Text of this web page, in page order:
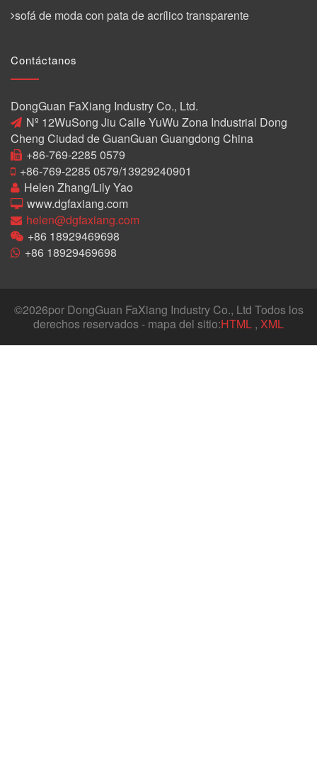
sofá de moda con pata de acrílico transparente
Contáctanos
DongGuan FaXiang Industry Co., Ltd.
Nº 12WuSong Jiu Calle YuWu Zona Industrial Dong
Cheng Ciudad de GuanGuan Guangdong China
+86-769-2285 0579
+86-769-2285 0579/13929240901
Helen Zhang/Lily Yao
www.dgfaxiang.com
helen@dgfaxiang.com
+86 18929469698
+86 18929469698
©2026por DongGuan FaXiang Industry Co., Ltd Todos los
derechos reservados - mapa del sitio:HTML , XML